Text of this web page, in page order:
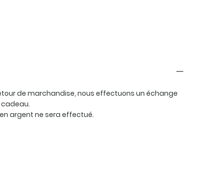
de marchandise, nous effectuons un échange
argent ne sera effectué.